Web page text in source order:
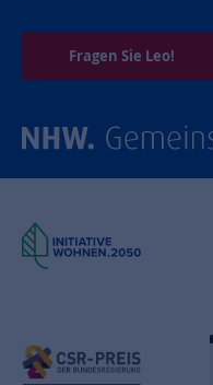
Fragen Sie Leo!